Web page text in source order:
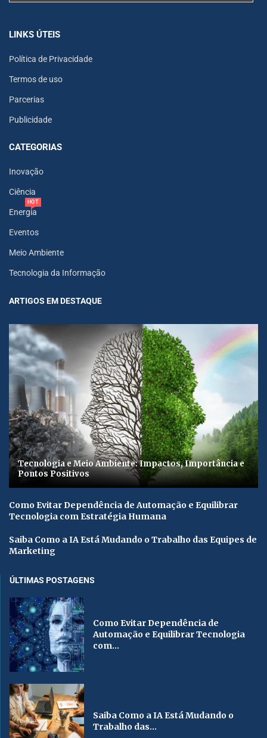
LINKS ÚTEIS
Política de Privacidade
Termos de uso
Parcerias
Publicidade
CATEGORIAS
Inovação
Ciência
Energia
HOT
Eventos
Meio Ambiente
Tecnologia da Informação
ARTIGOS EM DESTAQUE
Tecnologia e Meio Ambiente: Impactos, Importância e
Pontos Positivos
Como Evitar Dependência de Automação e Equilibrar
Tecnologia com Estratégia Humana
Saiba Como a IA Está Mudando o Trabalho das Equipes de
Marketing
ÚLTIMAS POSTAGENS
Como Evitar Dependência de
Automação e Equilibrar Tecnologia
com...
Saiba Como a IA Está Mudando o
Trabalho das...